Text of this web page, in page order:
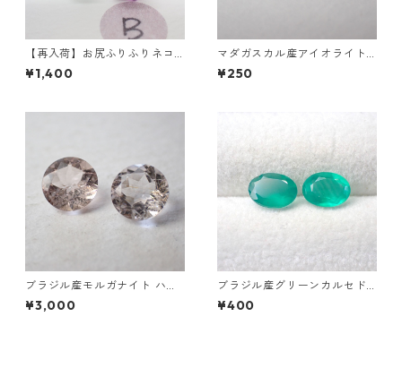
【再入荷】お尻ふりふりネコ
フローライト彫刻 3g前後 15m
m*10.5mm*17.5mm前後
¥1,400
マダガスカル産アイオライト
0.1ct前後 6mm*4mm前後
¥250
ブラジル産モルガナイト ハー
トカット(5mm)/ラウンドカッ
トルース(6mm)
¥3,000
ブラジル産グリーンカルセド
ニー オーバルカットルース 0.
5ct前後 7mmx5mm前後
¥400